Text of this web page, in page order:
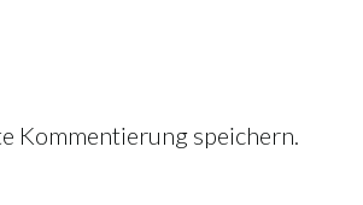
Kommentierung speichern.